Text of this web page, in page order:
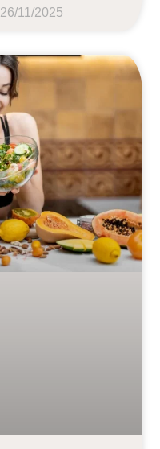
26/11/2025